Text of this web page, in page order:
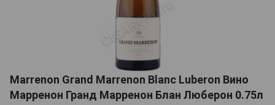
Marrenon Grand Marrenon Blanc Luberon Вино
Марренон Гранд Марренон Блан Люберон 0.75л